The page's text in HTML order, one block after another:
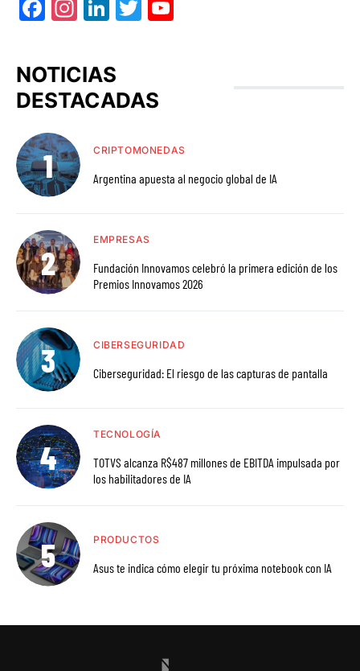
Facebook
Instagram
LinkedIn
Twitter
NOTICIAS
DESTACADAS
CRIPTOMONEDAS
Argentina apuesta al negocio global de IA
EMPRESAS
Fundación Innovamos celebró la primera edición de los
Premios Innovamos 2026
CIBERSEGURIDAD
Ciberseguridad: El riesgo de las capturas de pantalla
TECNOLOGÍA
TOTVS alcanza R$487 millones de EBITDA impulsada por
los habilitadores de IA
PRODUCTOS
Asus te indica cómo elegir tu próxima notebook con IA